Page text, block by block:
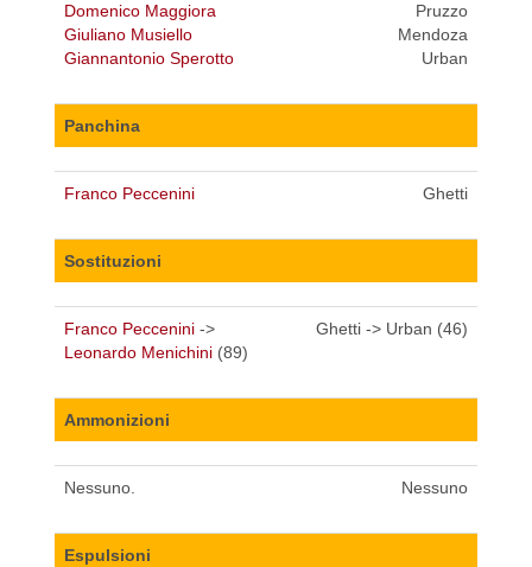
Domenico Maggiora
Giuliano Musiello
Giannantonio Sperotto
Pruzzo
Mendoza
Urban
Panchina
Franco Peccenini Ghetti
Sostituzioni
Franco Peccenini ->
Leonardo Menichini (89)
Ghetti -> Urban (46)
Ammonizioni
Nessuno. Nessuno
Espulsioni